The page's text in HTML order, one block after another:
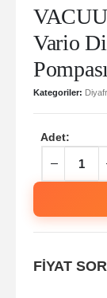
Vario
Pompası
Kategoriler:
Adet:
FİYAT SOR